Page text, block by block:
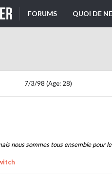
FORUMS QUOI DE
7/3/98 (Age: 28)
nous sommes tous ensemble pour